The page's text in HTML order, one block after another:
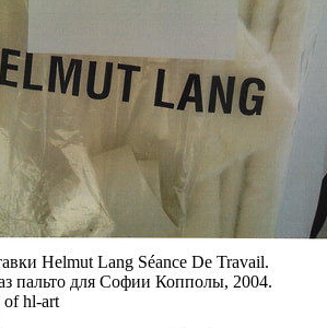
Helmut Lang Séance De Travail.
пальто для Софии Копполы, 2004.
of hl-art